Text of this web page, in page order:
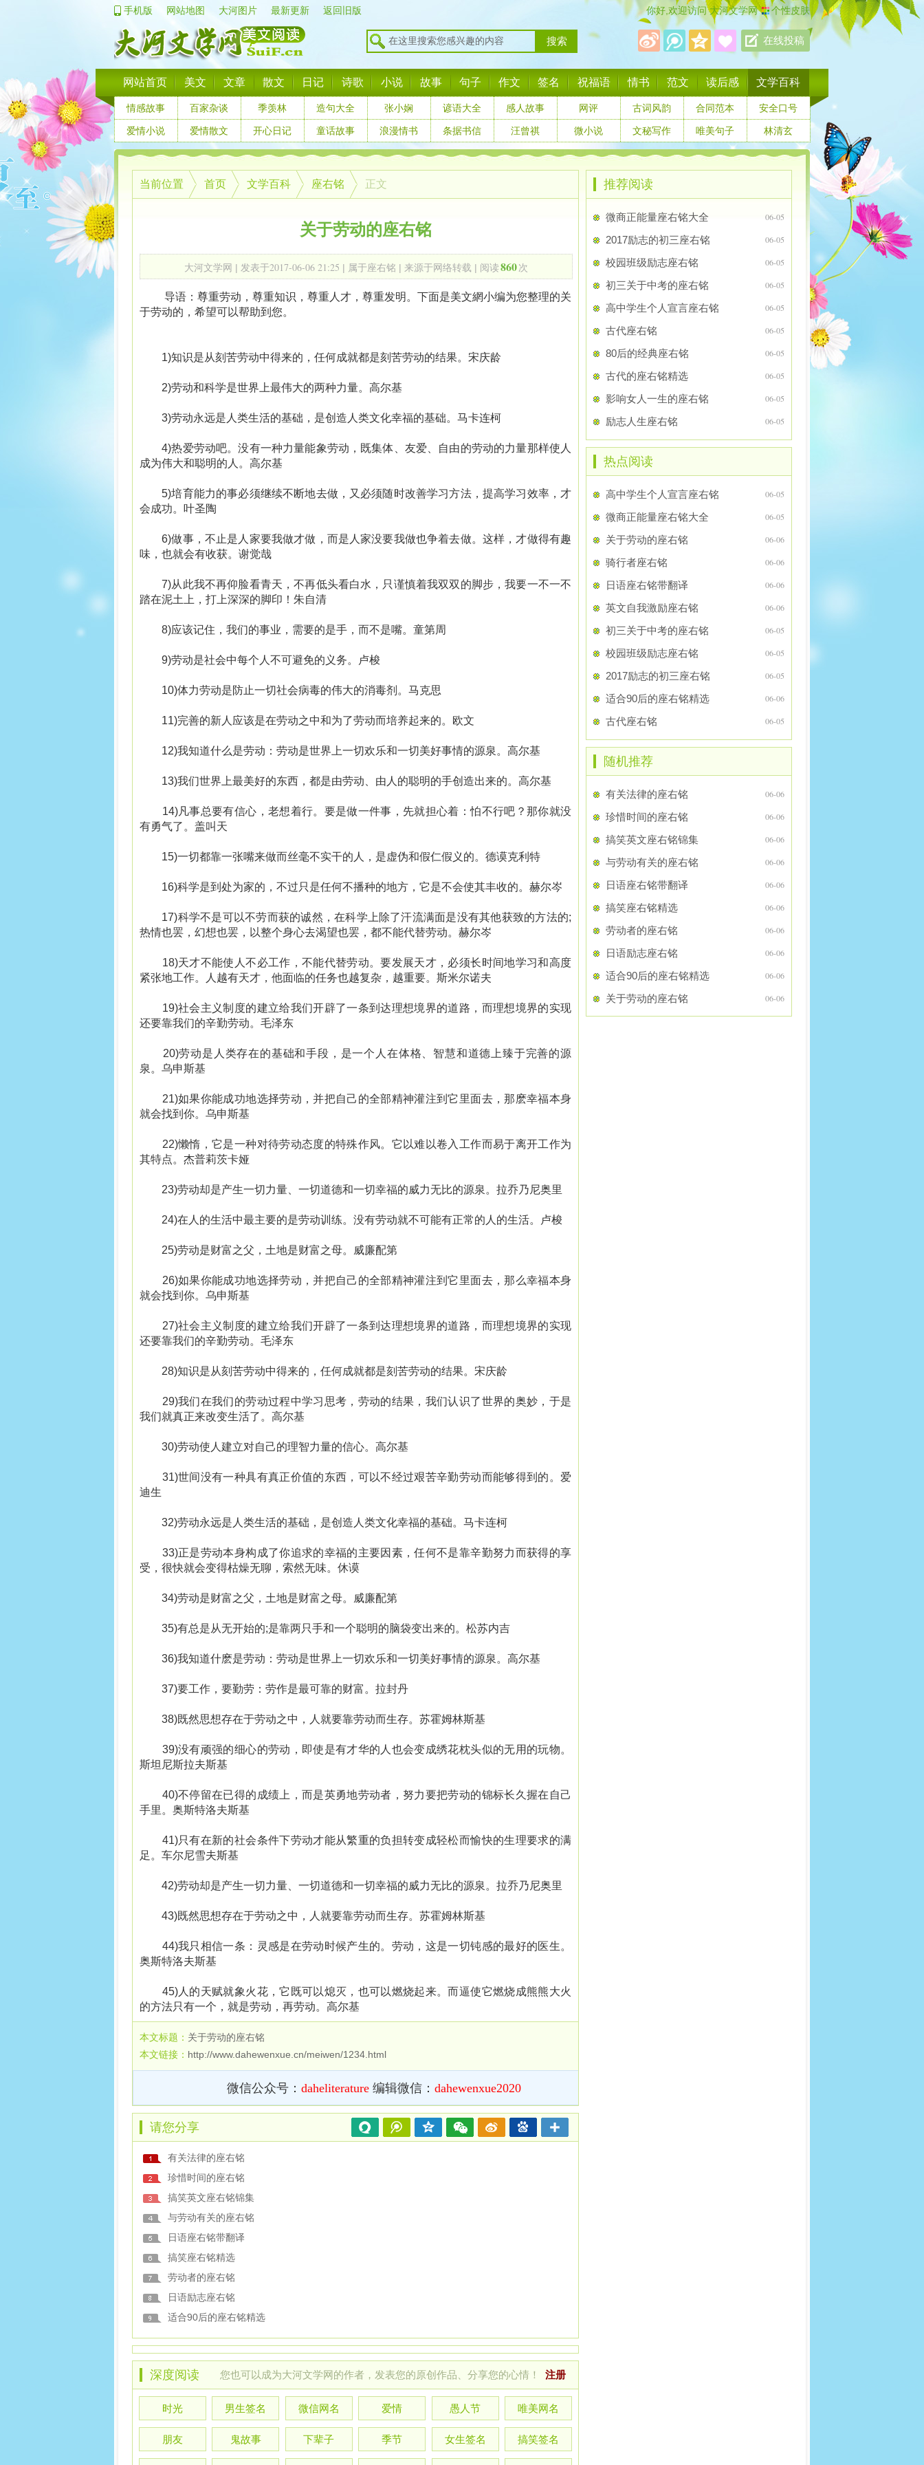
手机版 网站地图 大河图片 最新更新 返回旧版 你好,欢迎访问大河文学网 个性皮肤
搜索 在线投稿
网站首页 美文 文章 散文 日记 诗歌 小说 故事 句子 作文 签名 祝福语 情书 范文 读后感 文学百科
情感故事 百家杂谈 季羡林 造句大全 张小娴 谚语大全 感人故事 网评 古词风韵 合同范本 安全口号
爱情小说 爱情散文 开心日记 童话故事 浪漫情书 条据书信 汪曾祺 微小说 文秘写作 唯美句子 林清玄
当前位置 首页 文学百科 座右铭 正文
关于劳动的座右铭
大河文学网 | 发表于2017-06-06 21:25 | 属于座右铭 | 来源于网络转载 | 阅读860次
导语：尊重劳动，尊重知识，尊重人才，尊重发明。下面是美文網小编为您整理的关
于劳动的，希望可以帮助到您。
1)知识是从刻苦劳动中得来的，任何成就都是刻苦劳动的结果。宋庆龄
2)劳动和科学是世界上最伟大的两种力量。高尔基
3)劳动永远是人类生活的基础，是创造人类文化幸福的基础。马卡连柯
4)热爱劳动吧。没有一种力量能象劳动，既集体、友爱、自由的劳动的力量那样使人
成为伟大和聪明的人。高尔基
5)培育能力的事必须继续不断地去做，又必须随时改善学习方法，提高学习效率，才
会成功。叶圣陶
6)做事，不止是人家要我做才做，而是人家没要我做也争着去做。这样，才做得有趣
味，也就会有收获。谢觉哉
7)从此我不再仰脸看青天，不再低头看白水，只谨慎着我双双的脚步，我要一不一不
踏在泥土上，打上深深的脚印！朱自清
8)应该记住，我们的事业，需要的是手，而不是嘴。童第周
9)劳动是社会中每个人不可避免的义务。卢梭
10)体力劳动是防止一切社会病毒的伟大的消毒剂。马克思
11)完善的新人应该是在劳动之中和为了劳动而培养起来的。欧文
12)我知道什么是劳动：劳动是世界上一切欢乐和一切美好事情的源泉。高尔基
13)我们世界上最美好的东西，都是由劳动、由人的聪明的手创造出来的。高尔基
14)凡事总要有信心，老想着行。要是做一件事，先就担心着：怕不行吧？那你就没
有勇气了。盖叫天
15)一切都靠一张嘴来做而丝毫不实干的人，是虚伪和假仁假义的。德谟克利特
16)科学是到处为家的，不过只是任何不播种的地方，它是不会使其丰收的。赫尔岑
17)科学不是可以不劳而获的诚然，在科学上除了汗流满面是没有其他获致的方法的;
热情也罢，幻想也罢，以整个身心去渴望也罢，都不能代替劳动。赫尔岑
18)天才不能使人不必工作，不能代替劳动。要发展天才，必须长时间地学习和高度
紧张地工作。人越有天才，他面临的任务也越复杂，越重要。斯米尔诺夫
19)社会主义制度的建立给我们开辟了一条到达理想境界的道路，而理想境界的实现
还要靠我们的辛勤劳动。毛泽东
20)劳动是人类存在的基础和手段，是一个人在体格、智慧和道德上臻于完善的源
泉。乌申斯基
21)如果你能成功地选择劳动，并把自己的全部精神灌注到它里面去，那麽幸福本身
就会找到你。乌申斯基
22)懒惰，它是一种对待劳动态度的特殊作风。它以难以卷入工作而易于离开工作为
其特点。杰普莉茨卡娅
23)劳动却是产生一切力量、一切道德和一切幸福的威力无比的源泉。拉乔乃尼奥里
24)在人的生活中最主要的是劳动训练。没有劳动就不可能有正常的人的生活。卢梭
25)劳动是财富之父，土地是财富之母。威廉配第
26)如果你能成功地选择劳动，并把自己的全部精神灌注到它里面去，那么幸福本身
就会找到你。乌申斯基
27)社会主义制度的建立给我们开辟了一条到达理想境界的道路，而理想境界的实现
还要靠我们的辛勤劳动。毛泽东
28)知识是从刻苦劳动中得来的，任何成就都是刻苦劳动的结果。宋庆龄
29)我们在我们的劳动过程中学习思考，劳动的结果，我们认识了世界的奥妙，于是
我们就真正来改变生活了。高尔基
30)劳动使人建立对自己的理智力量的信心。高尔基
31)世间没有一种具有真正价值的东西，可以不经过艰苦辛勤劳动而能够得到的。爱
迪生
32)劳动永远是人类生活的基础，是创造人类文化幸福的基础。马卡连柯
33)正是劳动本身构成了你追求的幸福的主要因素，任何不是靠辛勤努力而获得的享
受，很快就会变得枯燥无聊，索然无味。休谟
34)劳动是财富之父，土地是财富之母。威廉配第
35)有总是从无开始的;是靠两只手和一个聪明的脑袋变出来的。松苏内吉
36)我知道什麽是劳动：劳动是世界上一切欢乐和一切美好事情的源泉。高尔基
37)要工作，要勤劳：劳作是最可靠的财富。拉封丹
38)既然思想存在于劳动之中，人就要靠劳动而生存。苏霍姆林斯基
39)没有顽强的细心的劳动，即使是有才华的人也会变成绣花枕头似的无用的玩物。
斯坦尼斯拉夫斯基
40)不停留在已得的成绩上，而是英勇地劳动者，努力要把劳动的锦标长久握在自己
手里。奥斯特洛夫斯基
41)只有在新的社会条件下劳动才能从繁重的负担转变成轻松而愉快的生理要求的满
足。车尔尼雪夫斯基
42)劳动却是产生一切力量、一切道德和一切幸福的威力无比的源泉。拉乔乃尼奥里
43)既然思想存在于劳动之中，人就要靠劳动而生存。苏霍姆林斯基
44)我只相信一条：灵感是在劳动时候产生的。劳动，这是一切钝感的最好的医生。
奥斯特洛夫斯基
45)人的天赋就象火花，它既可以熄灭，也可以燃烧起来。而逼使它燃烧成熊熊大火
的方法只有一个，就是劳动，再劳动。高尔基
本文标题： 关于劳动的座右铭
本文链接： http://www.dahewenxue.cn/meiwen/1234.html
微信公众号： daheliterature编辑微信： dahewenxue2020
请您分享
有关法律的座右铭
珍惜时间的座右铭
搞笑英文座右铭锦集
与劳动有关的座右铭
日语座右铭带翻译
搞笑座右铭精选
劳动者的座右铭
日语励志座右铭
适合90后的座右铭精选
深度阅读 您也可以 注册
成为大河文学网的作者，发表您的原创作品、分享您的心情！
时光 男生签名 微信网名 爱情 愚人节 唯美网名
朋友 鬼故事 下辈子 季节 女生签名 搞笑签名
推荐阅读
微商正能量座右铭大全 06-05
2017励志的初三座右铭 06-05
校园班级励志座右铭 06-05
初三关于中考的座右铭 06-05
高中学生个人宣言座右铭 06-05
古代座右铭 06-05
80后的经典座右铭 06-05
古代的座右铭精选 06-05
影响女人一生的座右铭 06-05
励志人生座右铭 06-05
热点阅读
高中学生个人宣言座右铭 06-05
微商正能量座右铭大全 06-05
关于劳动的座右铭 06-06
骑行者座右铭 06-06
日语座右铭带翻译 06-06
英文自我激励座右铭 06-06
初三关于中考的座右铭 06-05
校园班级励志座右铭 06-05
2017励志的初三座右铭 06-05
适合90后的座右铭精选 06-06
古代座右铭 06-05
随机推荐
有关法律的座右铭 06-06
珍惜时间的座右铭 06-06
搞笑英文座右铭锦集 06-06
与劳动有关的座右铭 06-06
日语座右铭带翻译 06-06
搞笑座右铭精选 06-06
劳动者的座右铭 06-06
日语励志座右铭 06-06
适合90后的座右铭精选 06-06
关于劳动的座右铭 06-06